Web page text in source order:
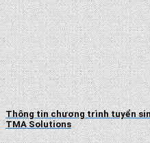
Thông tin chương trình tuyển
TMA Solutions